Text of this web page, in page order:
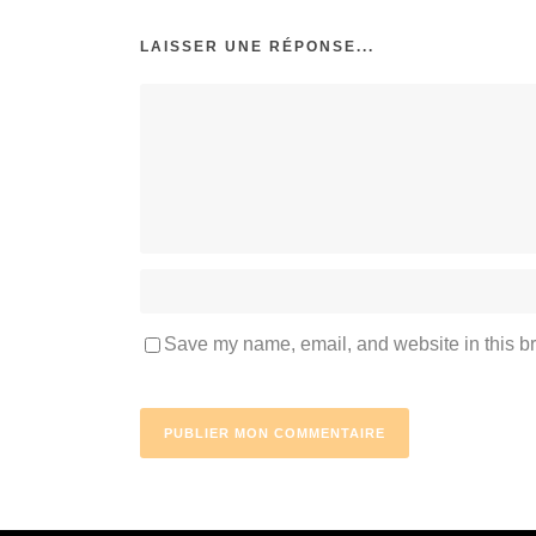
LAISSER UNE RÉPONSE...
Save my name, email, and website in this